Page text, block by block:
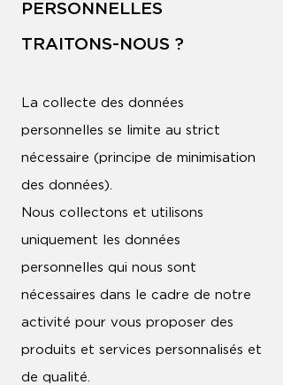
PERSONNELLES
TRAITONS-NOUS ?
La collecte des données
personnelles se limite au strict
nécessaire (principe de minimisation
des données).
Nous collectons et utilisons
uniquement les données
personnelles qui nous sont
nécessaires dans le cadre de notre
activité pour vous proposer des
produits et services personnalisés et
de qualité.